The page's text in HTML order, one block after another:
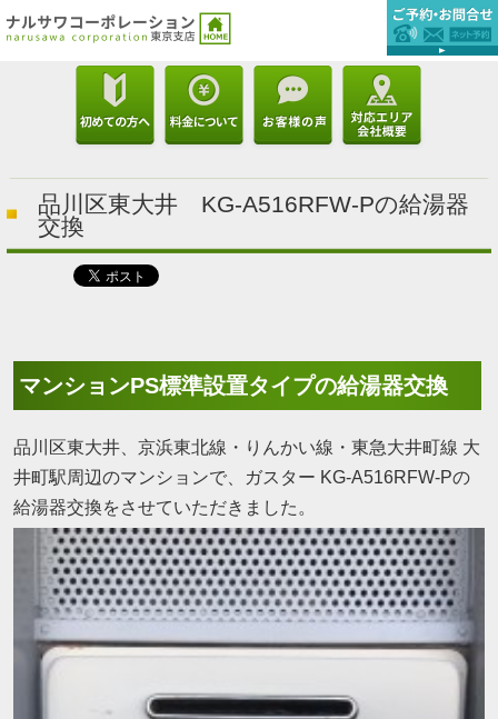
品川区東大井 KG-A516RFW-Pの給湯器
交換
マンションPS標準設置タイプの給湯器交換
品川区東大井、京浜東北線・りんかい線・東急大井町線 大
井町駅周辺のマンションで、ガスター KG-A516RFW-Pの
給湯器交換をさせていただきました。